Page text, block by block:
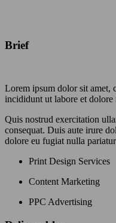
Brief
Lorem ipsum dolor sit amet,
incididunt ut labore et
Quis nostrud exercitation
consequat. Duis aute irure
dolore eu fugiat nulla
Print Design Services
Content Marketing
PPC Advertising